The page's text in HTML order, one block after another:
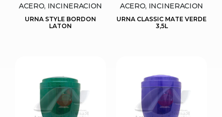
ACERO, INCINERACION
URNA STYLE BORDON
LATON
ACERO, INCINERACION
URNA CLASSIC MATE VERDE
3,5L